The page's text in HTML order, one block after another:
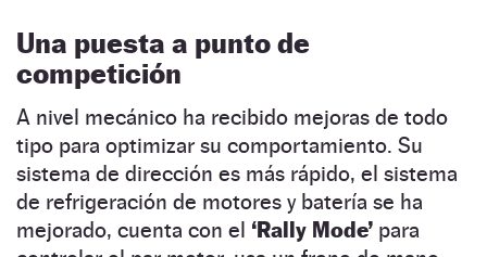
Una puesta a punto de
competición
A nivel mecánico ha recibido mejoras de todo
tipo para optimizar su comportamiento. Su
sistema de dirección es más rápido, el sistema
de refrigeración de motores y batería se ha
mejorado, cuenta con el ‘Rally Mode’ para